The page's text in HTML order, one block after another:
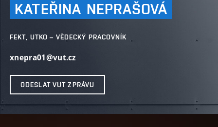
KATEŘINA NEPRAŠOVÁ
FEKT, UTKO – VĚDECKÝ PRACOVNÍK
xnepra01@vut.cz
ODESLAT VUT ZPRÁVU